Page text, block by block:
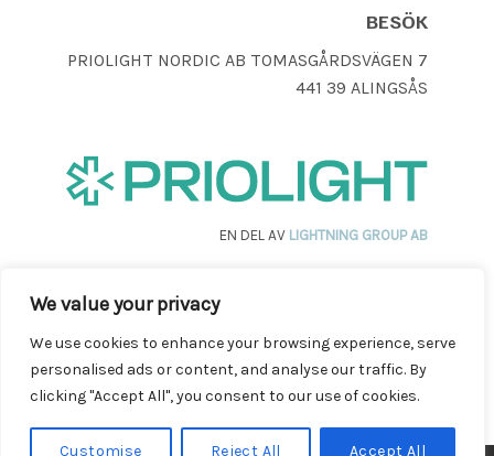
We value your privacy
We use cookies to enhance your browsing experience, serve
personalised ads or content, and analyse our traffic. By
clicking "Accept All", you consent to our use of cookies.
Customise Reject All Accept All
BESÖK
PRIOLIGHT NORDIC AB TOMASGÅRDSVÄGEN 7
441 39 ALINGSÅS
EN DEL AV LIGHTNING GROUP AB